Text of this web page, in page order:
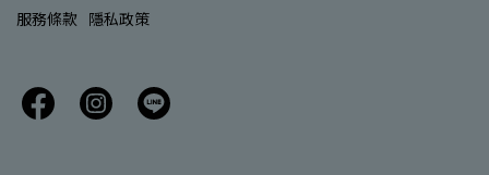
服務條款 隱私政策